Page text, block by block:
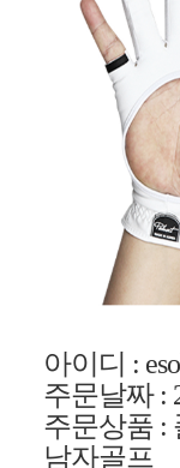
아이디 :
주문날짜 :
주문상품 :
남자골프